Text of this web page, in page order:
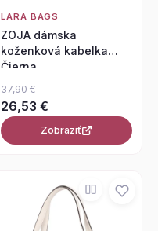
LARA BAGS
ZOJA dámska
koženková kabelka
Čierna
37,90 €
26,53 €
Zobraziť